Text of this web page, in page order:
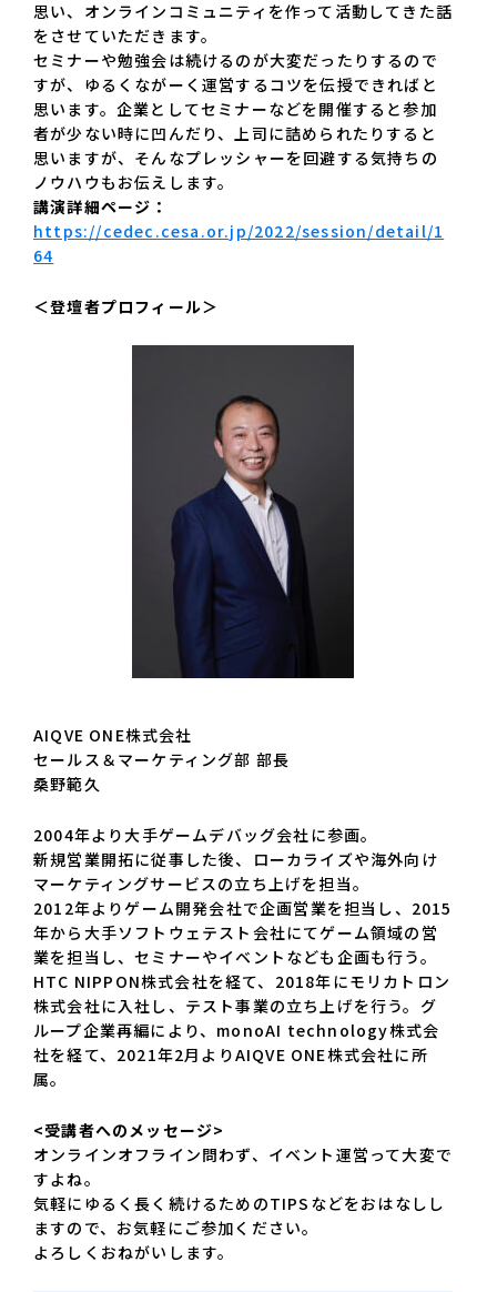
思い、オンラインコミュニティを作って活動してきた話
をさせていただきます。
セミナーや勉強会は続けるのが大変だったりするので
すが、ゆるくながーく運営するコツを伝授できればと
思います。企業としてセミナーなどを開催すると参加
者が少ない時に凹んだり、上司に詰められたりすると
思いますが、そんなプレッシャーを回避する気持ちの
ノウハウもお伝えします。
講演詳細ページ：
https://cedec.cesa.or.jp/2022/session/detail/1
64
＜登壇者プロフィール＞
AIQVE ONE株式会社
セールス＆マーケティング部 部長
桑野範久
2004年より大手ゲームデバッグ会社に参画。
新規営業開拓に従事した後、ローカライズや海外向け
マーケティングサービスの立ち上げを担当。
2012年よりゲーム開発会社で企画営業を担当し、2015
年から大手ソフトウェテスト会社にてゲーム領域の営
業を担当し、セミナーやイベントなども企画も行う。
HTC NIPPON株式会社を経て、2018年にモリカトロン
株式会社に入社し、テスト事業の立ち上げを行う。グ
ループ企業再編により、monoAI technology株式会
社を経て、2021年2月よりAIQVE ONE株式会社に所
属。
<受講者へのメッセージ>
オンラインオフライン問わず、イベント運営って大変で
すよね。
気軽にゆるく長く続けるためのTIPSなどをおはなしし
ますので、お気軽にご参加ください。
よろしくおねがいします。